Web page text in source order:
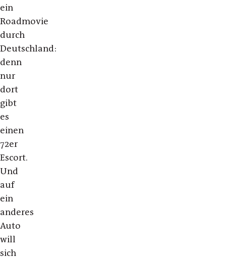
ein
Roadmovie
durch
Deutschland:
denn
nur
dort
gibt
es
einen
72er
Escort.
Und
auf
ein
anderes
Auto
will
sich